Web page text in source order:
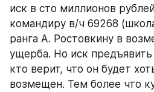
иск в сто миллионов
командиру в/ч 69268
ранга А. Ростовкину в
ущерба. Но иск
кто верит, что он будет
возмещен. Тем более что